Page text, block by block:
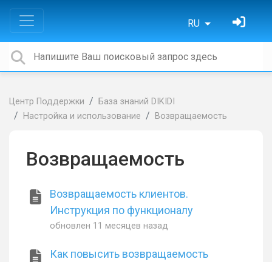
RU
Центр Поддержки
База знаний DIKIDI
Настройка и использование
Возвращаемость
Возвращаемость
Возвращаемость клиентов.
Инструкция по функционалу
обновлен 11 месяцев назад
Как повысить возвращаемость